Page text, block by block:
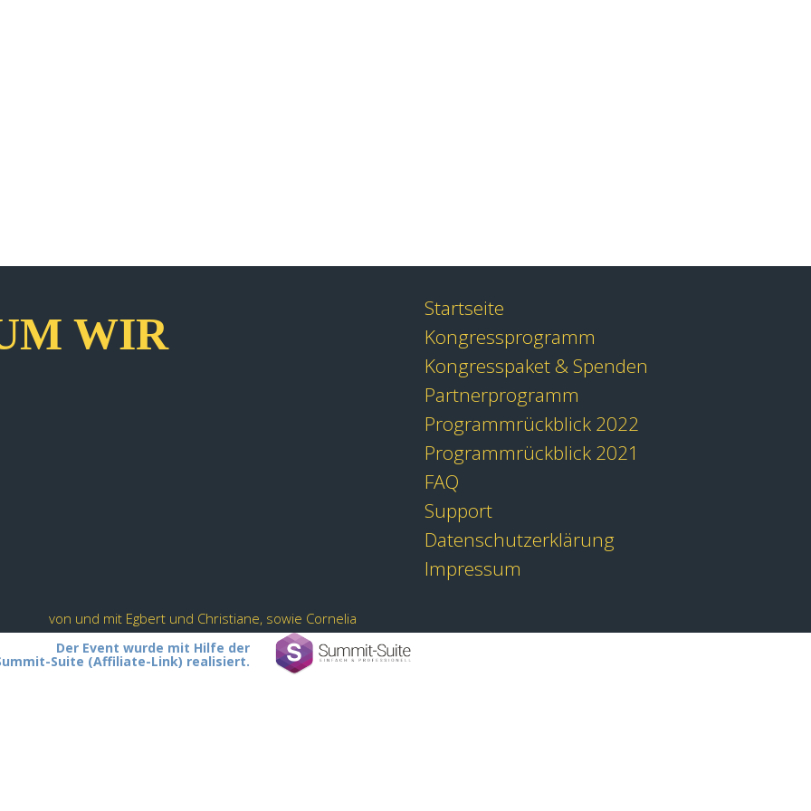
WIR
Startseite
Kongressprogramm
Kongresspaket & Spenden
Partnerprogramm
Programmrückblick 2022
Programmrückblick 2021
FAQ
Support
Datenschutzerklärung
Impressum
von und mit Egbert und Christiane, sowie Cornelia
Der Event wurde mit Hilfe der
Suite (Affiliate-Link) realisiert.